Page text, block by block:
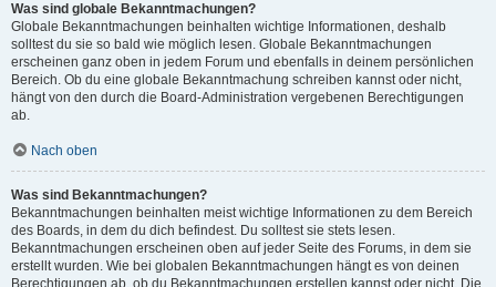
Was sind globale Bekanntmachungen?
Globale Bekanntmachungen beinhalten wichtige Informationen, deshalb
solltest du sie so bald wie möglich lesen. Globale Bekanntmachungen
erscheinen ganz oben in jedem Forum und ebenfalls in deinem persönlichen
Bereich. Ob du eine globale Bekanntmachung schreiben kannst oder nicht,
hängt von den durch die Board-Administration vergebenen Berechtigungen
ab.
Nach oben
Was sind Bekanntmachungen?
Bekanntmachungen beinhalten meist wichtige Informationen zu dem Bereich
des Boards, in dem du dich befindest. Du solltest sie stets lesen.
Bekanntmachungen erscheinen oben auf jeder Seite des Forums, in dem sie
erstellt wurden. Wie bei globalen Bekanntmachungen hängt es von deinen